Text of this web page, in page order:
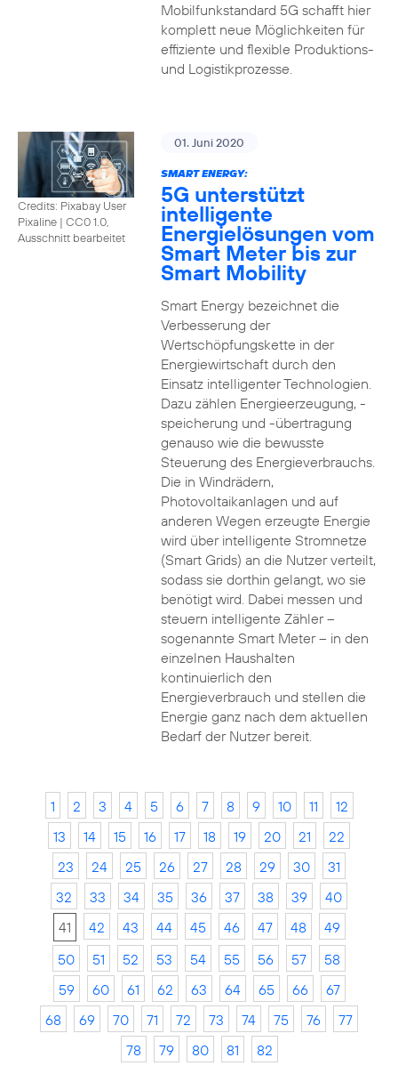
Mobilfunkstandard 5G schafft hier
komplett neue Möglichkeiten für
effiziente und flexible Produktions-
und Logistikprozesse.
Credits: Pixabay User
Pixaline | CC0 1.0,
Ausschnitt bearbeitet
01. Juni 2020
SMART ENERGY:
5G unterstützt
intelligente
Energielösungen vom
Smart Meter bis zur
Smart Mobility
Smart Energy bezeichnet die
Verbesserung der
Wertschöpfungskette in der
Energiewirtschaft durch den
Einsatz intelligenter Technologien.
Dazu zählen Energieerzeugung, -
speicherung und -übertragung
genauso wie die bewusste
Steuerung des Energieverbrauchs.
Die in Windrädern,
Photovoltaikanlagen und auf
anderen Wegen erzeugte Energie
wird über intelligente Stromnetze
(Smart Grids) an die Nutzer verteilt,
sodass sie dorthin gelangt, wo sie
benötigt wird. Dabei messen und
steuern intelligente Zähler –
sogenannte Smart Meter – in den
einzelnen Haushalten
kontinuierlich den
Energieverbrauch und stellen die
Energie ganz nach dem aktuellen
Bedarf der Nutzer bereit.
1 2 3 4 5 6 7 8 9 10 11
12
13
14 15 16 17 18 19 20 21
22
23
24 25 26 27 28 29 30
31
32
33 34 35 36 37 38 39
40
41
42 43 44 45 46 47 48
49
50
51 52 53 54 55 56 57
58
59
60 61 62 63 64 65 66
67
68
69 70 71 72 73 74 75 76
77
78
79 80 81 82